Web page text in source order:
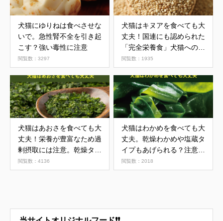
犬猫にゆりねは食べさせな
いで。急性腎不全を引き起
こす？強い毒性に注意
閲覧数：3297
犬猫はキヌアを食べても大
丈夫！国連にも認められた
「完全栄養食」犬猫への影
響は？
閲覧数：1935
犬猫はあおさを食べても大
丈夫！栄養が豊富なため過
剰摂取には注意。乾燥タイ
プがおすすめ
閲覧数：4136
犬猫はわかめを食べても大
丈夫。乾燥わかめや塩蔵タ
イプもあげられる？注意点
を解説
閲覧数：2018